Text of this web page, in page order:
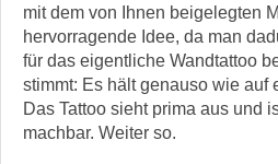
mit dem von Ihnen beigelegten
hervorragende Idee, da man
für das eigentliche Wandtattoo
stimmt: Es hält genauso wie auf
Das Tattoo sieht prima aus und
machbar. Weiter so.